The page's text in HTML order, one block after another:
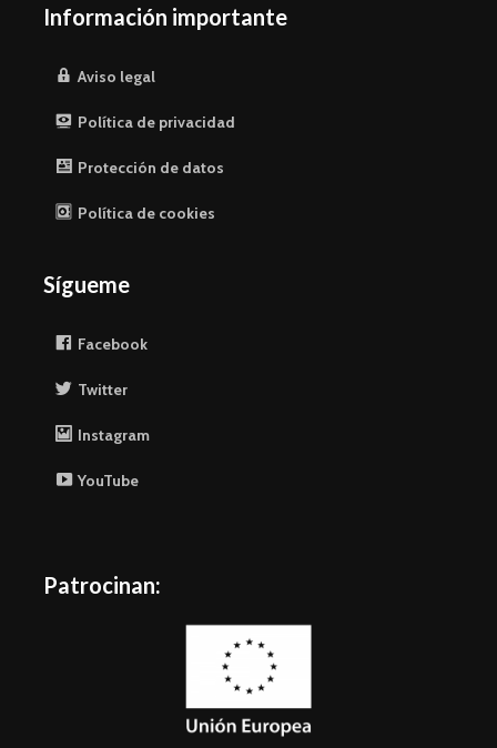
Información importante
Aviso legal
Política de privacidad
Protección de datos
Política de cookies
Sígueme
Facebook
Twitter
Instagram
YouTube
Patrocinan: